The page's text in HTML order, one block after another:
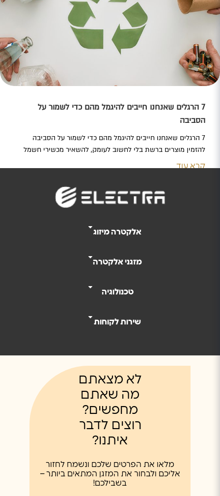
7 הרגלים שאנחנו חייבים להיגמל מהם כדי לשמור על
הסביבה
7 הרגלים שאנחנו חייבים להיגמל מהם כדי לשמור על הסביבה
להזמין מוצרים ברשת בלי לחשוב לעומק, להשאיר מכשירי חשמל
דולקים או סתם לשפוט את עצמנו לחומרה: לא מעט מההרגלים
מקיימים, זה הזמן להיפטר מהם לשיתוף הכתבה C432AC28-4125-
46EA-AF6E-772993D06592 5788374F-315A-4FD2-B587-
F759E17BF9A0 CFFD28E2-566A-475F-A1B2-094BABED15A6
קרא עוד
אלקטרה מיזוג
מזגני אלקטרה
טכנולוגיה
שירות לקוחות
לא מצאתם
מה שאתם
מחפשים?
רוצים לדבר
איתנו?
מלאו את הפרטים שלכם ונשמח לחזור
אליכם ולבחור את המזגן המתאים ביותר –
בשבילכם!